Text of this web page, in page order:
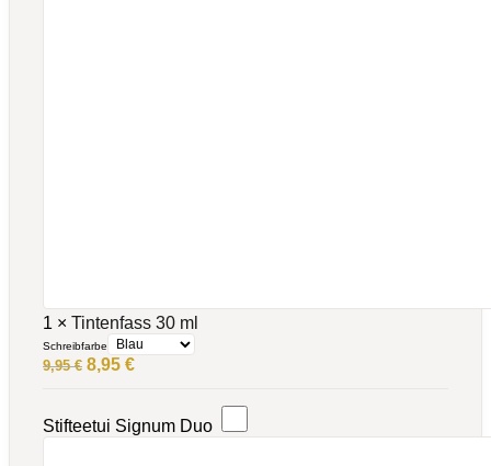
1 × Tintenfass 30 ml
Schreibfarbe
9,95€ Ursprünglicher
9,95 €
8,95 €Aktueller
8,95 €.
Stifteetui Signum Duo